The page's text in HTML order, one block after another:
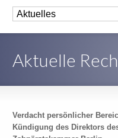
Aktuelle
Verdacht persönlicher
Kündigung des Direktors